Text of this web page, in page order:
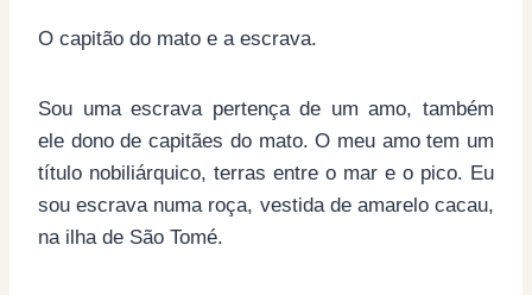
O capitão do mato e a escrava.
Sou uma escrava pertença de um amo, também
ele dono de capitães do mato. O meu amo tem um
título nobiliárquico, terras entre o mar e o pico. Eu
sou escrava numa roça, vestida de amarelo cacau,
na ilha de São Tomé.